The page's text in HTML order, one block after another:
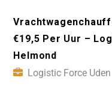
€19,5 Per Uur –
Helmond
Logistic Force Uden